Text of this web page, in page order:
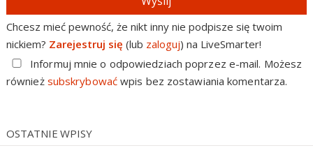
Chcesz mieć pewność, że nikt inny nie podpisze się twoim
nickiem? Zarejestruj się (lub zaloguj) na LiveSmarter!
Informuj mnie o odpowiedziach poprzez e-mail. Możesz
również subskrybowaćwpis bez zostawiania komentarza.
OSTATNIE WPISY